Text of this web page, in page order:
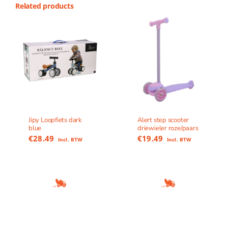
Related products
Jipy Loopfiets dark
blue
€28.49 Incl. BTW
Alert step scooter
driewieler roze/paars
€19.49 Incl. BTW